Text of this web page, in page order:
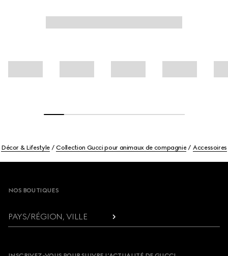
Décor & Lifestyle Collection Gucci pour animaux de compagnie Accessoires
NOS BOUTIQUES
PAYS/RÉGION, VILLE